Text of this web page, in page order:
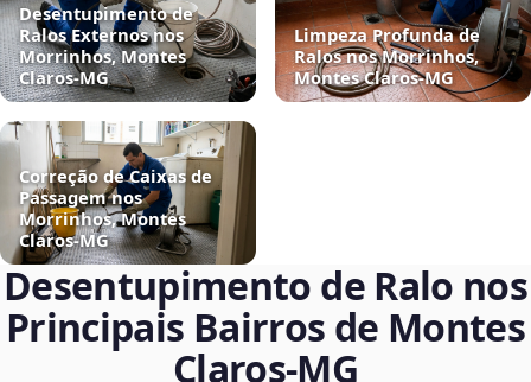
Desentupimento de
Ralos Externos nos
Morrinhos, Montes
Claros‑MG
Limpeza Profunda de
Ralos nos Morrinhos,
Montes Claros‑MG
Correção de Caixas de
Passagem nos
Morrinhos, Montes
Claros‑MG
Desentupimento de Ralo nos
Principais Bairros de Montes
Claros‑MG